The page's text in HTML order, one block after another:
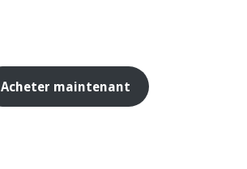
Acheter maintenant